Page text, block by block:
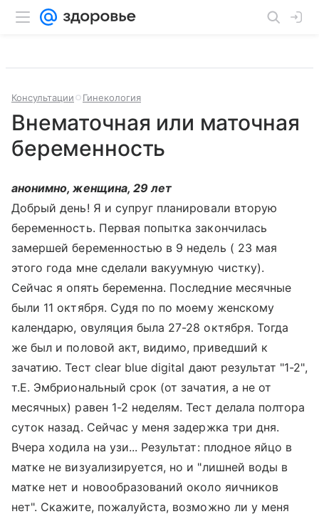
Консультации Гинекология
Внематочная или маточная
беременность
анонимно, женщина, 29 лет
Добрый день! Я и супруг планировали вторую
беременность. Первая попытка закончилась
замершей беременностью в 9 недель ( 23 мая
этого года мне сделали вакуумную чистку).
Сейчас я опять беременна. Последние месячные
были 11 октября. Судя по по моему женскому
календарю, овуляция была 27-28 октября. Тогда
же был и половой акт, видимо, приведший к
зачатию. Тест clear blue digital дают результат "1-2",
т.Е. Эмбриональный срок (от зачатия, а не от
месячных) равен 1-2 неделям. Тест делала полтора
суток назад. Сейчас у меня задержка три дня.
Вчера ходила на узи... Результат: плодное яйцо в
матке не визуализируется, но и "лишней воды в
матке нет и новообразований около яичников
нет". Скажите, пожалуйста, возможно ли у меня